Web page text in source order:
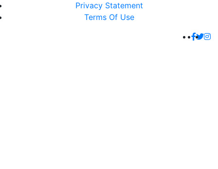
Privacy Statement
Terms Of Use